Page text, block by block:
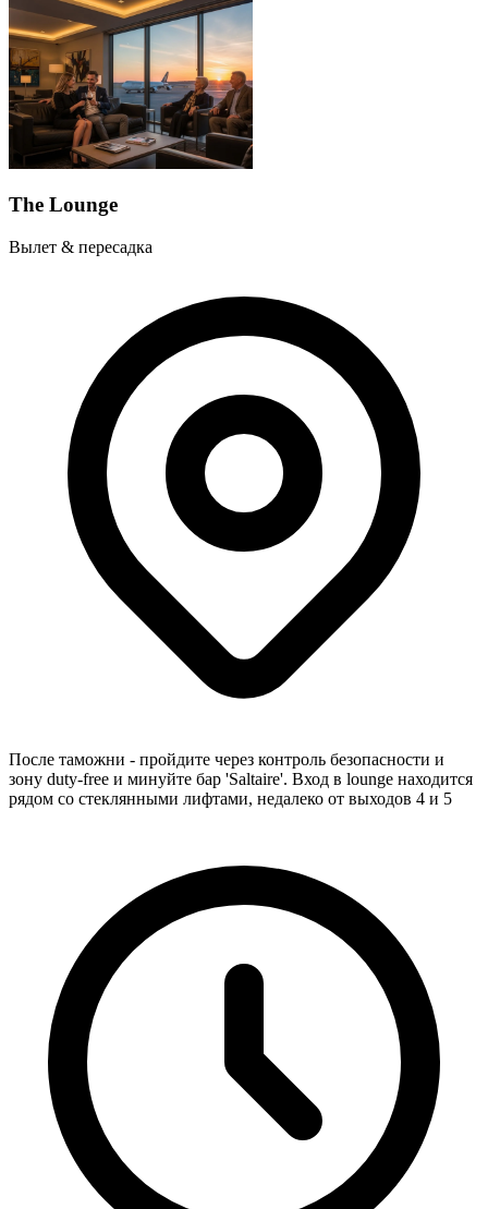
The Lounge
Вылет & пересадка
После таможни - пройдите через контроль безопасности и
зону duty-free и минуйте бар 'Saltaire'. Вход в lounge находится
рядом со стеклянными лифтами, недалеко от выходов 4 и 5